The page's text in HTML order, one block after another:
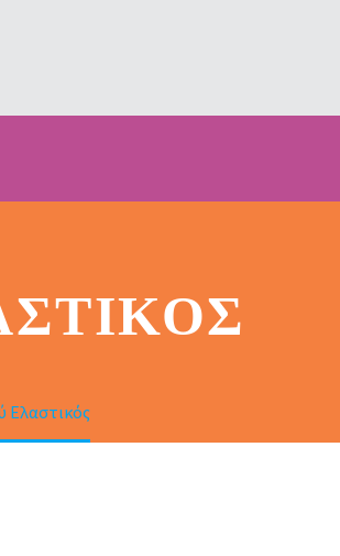
Ελαστικός